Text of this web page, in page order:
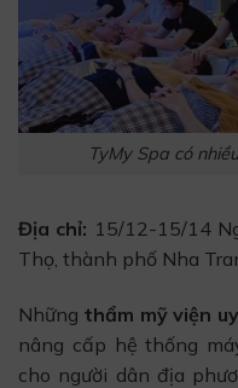
TyMy Spa có
Địa chỉ: 15/12-15/14
Thọ, thành phố Nha
Những thẩm mỹ viện
nâng cấp hệ thống
cho người dân địa